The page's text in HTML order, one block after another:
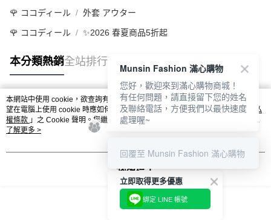
🌹 ココディール 外套 アウター
🌹 ココディール ✨2026 春夏商品5折起
本分類熱銷全站排行
熱門標籤
本網站中使用 cookie，欲查詢有關本網站使用 cookie 方式之詳情，及若您不希
望在電腦上使用 cookie 時應如何變更電腦的 cookie 設定，請參閱本網站「
隱私
權條款 」之 Cookie 聲明。您繼續使用本網站即表示您同意本公司得按本網站使
用條款之 Cookie 聲明使用 cookie。
了解更多 >
我知道了
立即取得更多優惠
綁定 LINE 帳號
Munsin Fashion 滿心購物
您好，歡迎來到滿心購物商城！
有任何問題，請直接留下您的姓名
及聯絡電話，方便我們以最快速度
處理喔~
回覆至 Munsin Fashion 滿心購物